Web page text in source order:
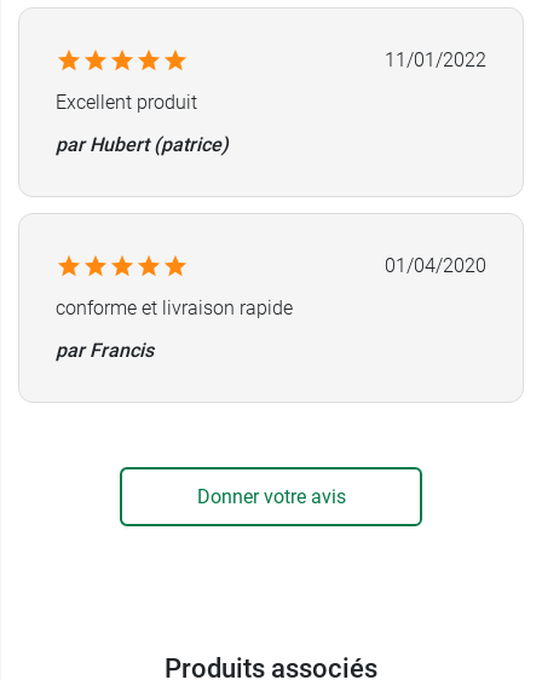
11/01/2022
Excellent produit
par Hubert (patrice)
01/04/2020
conforme et livraison rapide
par Francis
Donner votre avis
Produits associés